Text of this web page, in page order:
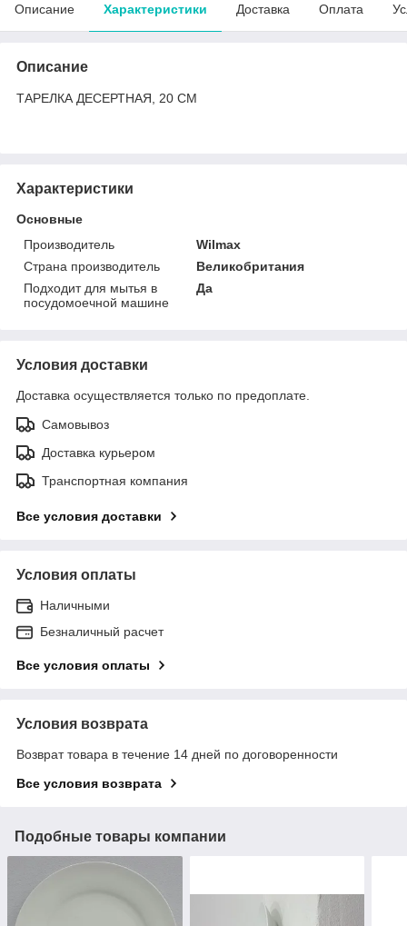
Описание Характеристики Доставка Оплата
Описание
ТАРЕЛКА ДЕСЕРТНАЯ, 20 СМ
Характеристики
Основные
Производитель
Wilmax
Страна производитель
Великобритания
Подходит для мытья в
посудомоечной машине
Да
Условия доставки
Доставка осуществляется только по предоплате.
Самовывоз
Доставка курьером
Транспортная компания
Все условия доставки
Условия оплаты
Наличными
Безналичный расчет
Все условия оплаты
Условия возврата
Возврат товара в течение 14 дней по договоренности
Все условия возврата
Подобные товары компании